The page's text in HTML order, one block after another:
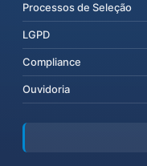
Processos de Seleção
LGPD
Compliance
Ouvidoria